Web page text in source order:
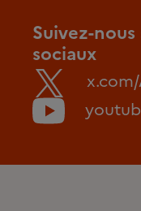
Suivez-
sociaux